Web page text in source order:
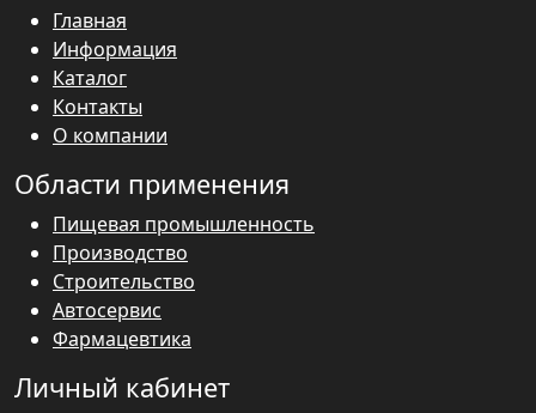
Главная
Информация
Каталог
Контакты
О компании
Области применения
Пищевая промышленность
Производство
Строительство
Автосервис
Фармацевтика
Личный кабинет